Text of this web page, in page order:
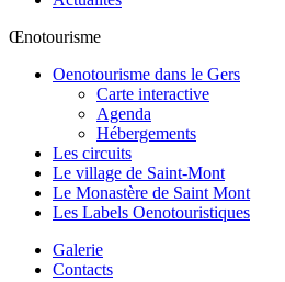
Œnotourisme
Oenotourisme dans le Gers
Carte interactive
Agenda
Hébergements
Les circuits
Le village de Saint-Mont
Le Monastère de Saint Mont
Les Labels Oenotouristiques
Galerie
Contacts